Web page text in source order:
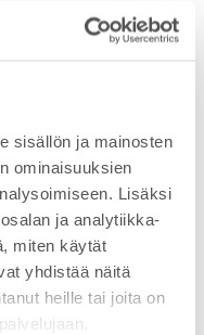
sisällön ja mainosten
ominaisuuksien
Lisäksi
ja analytiikka-
miten käytät
yhdistää näitä
heille tai joita on